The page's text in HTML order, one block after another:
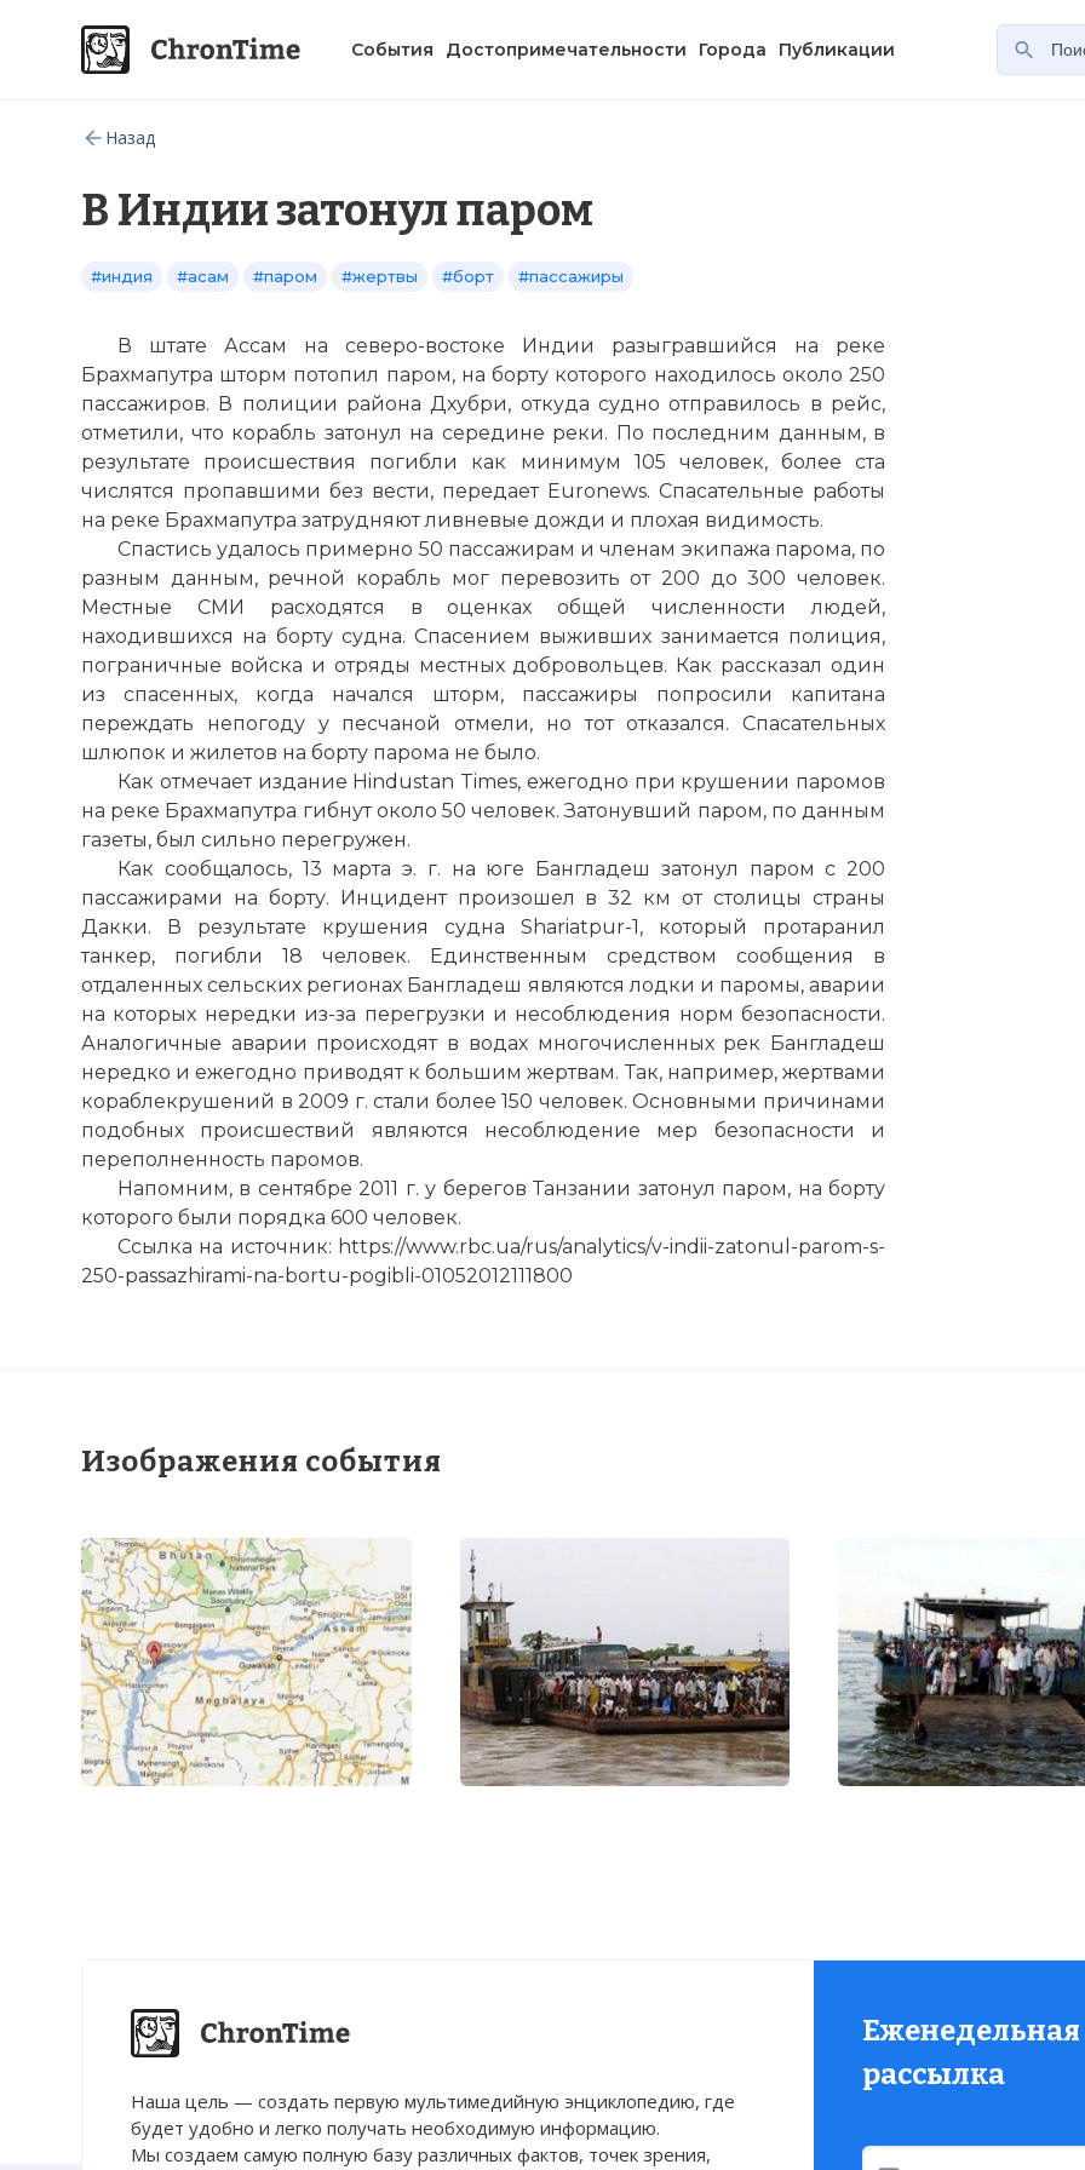
События Достопримечательности Города Публикации
Назад
В Индии затонул паром
#индия #асам #паром #жертвы #борт #пассажиры
В штате Ассам на северо-востоке Индии разыгравшийся на реке
Брахмапутра шторм потопил паром, на борту которого находилось около 250
пассажиров. В полиции района Дхубри, откуда судно отправилось в рейс,
отметили, что корабль затонул на середине реки. По последним данным, в
результате происшествия погибли как минимум 105 человек, более ста
числятся пропавшими без вести, передает Euronews. Спасательные работы
на реке Брахмапутра затрудняют ливневые дожди и плохая видимость.
Спастись удалось примерно 50 пассажирам и членам экипажа парома, по
разным данным, речной корабль мог перевозить от 200 до 300 человек.
Местные СМИ расходятся в оценках общей численности людей,
находившихся на борту судна. Спасением выживших занимается полиция,
пограничные войска и отряды местных добровольцев. Как рассказал один
из спасенных, когда начался шторм, пассажиры попросили капитана
переждать непогоду у песчаной отмели, но тот отказался. Спасательных
шлюпок и жилетов на борту парома не было.
Как отмечает издание Hindustan Times, ежегодно при крушении паромов
на реке Брахмапутра гибнут около 50 человек. Затонувший паром, по данным
газеты, был сильно перегружен.
Как сообщалось, 13 марта э. г. на юге Бангладеш затонул паром с 200
пассажирами на борту. Инцидент произошел в 32 км от столицы страны
Дакки. В результате крушения судна Shariatpur-1, который протаранил
танкер, погибли 18 человек. Единственным средством сообщения в
отдаленных сельских регионах Бангладеш являются лодки и паромы, аварии
на которых нередки из-за перегрузки и несоблюдения норм безопасности.
Аналогичные аварии происходят в водах многочисленных рек Бангладеш
нередко и ежегодно приводят к большим жертвам. Так, например, жертвами
кораблекрушений в 2009 г. стали более 150 человек. Основными причинами
подобных происшествий являются несоблюдение мер безопасности и
переполненность паромов.
Напомним, в сентябре 2011 г. у берегов Танзании затонул паром, на борту
которого были порядка 600 человек.
Ссылка на источник: https://www.rbc.ua/rus/analytics/v-indii-zatonul-parom-s-
250-passazhirami-na-bortu-pogibli-01052012111800
Изображения события
Наша цель — создать первую мультимедийную энциклопедию, где
будет удобно и легко получать необходимую информацию.
Мы создаем самую полную базу различных фактов, точек зрения,
Еженедельная
рассылка